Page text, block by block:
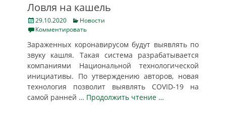
Ловля на кашель
Posted
on
29.10.2020 Categories
Новости
Комментировать
Зараженных коронавирусом будут выявлять по
звуку кашля. Такая система разрабатывается
компаниями Национальной технологической
инициативы. По утверждению авторов, новая
технология позволит выявлять COVID-19 на
самой ранней … Продолжить чтение …